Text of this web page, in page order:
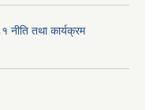
नीति तथा कार्यक्रम